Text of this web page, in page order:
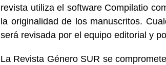
revista utiliza el software Compilatio
la originalidad de los manuscritos.
será revisada por el equipo editorial y
La Revista Género SUR se